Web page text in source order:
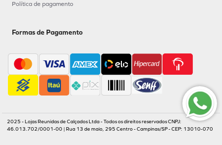
Política de pagamento
Formas de Pagamento
2025 - Lojas Reunidas de Calçados Ltda - Todos os direitos reservados CNPJ:
46.013.702/0001-00 | Rua 13 de maio, 295 Centro - Campinas/SP - CEP: 13010-070